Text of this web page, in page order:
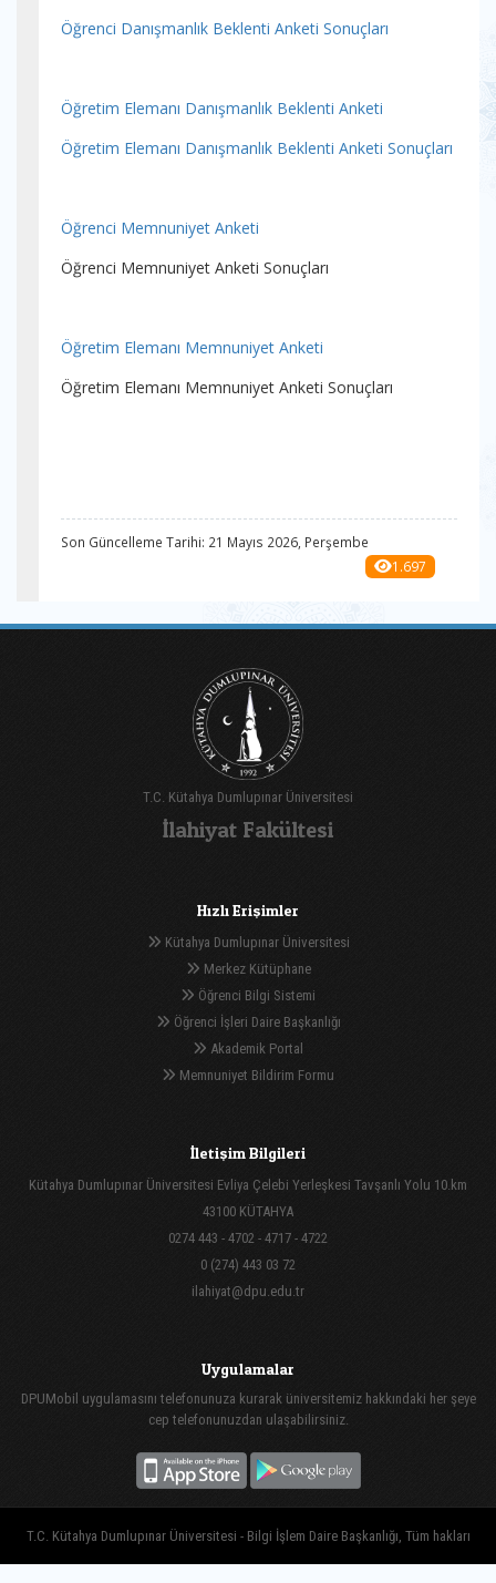
Öğrenci Danışmanlık Beklenti Anketi Sonuçları
Öğretim Elemanı Danışmanlık Beklenti Anketi
Öğretim Elemanı Danışmanlık Beklenti Anketi Sonuçları
Öğrenci Memnuniyet Anketi
Öğrenci Memnuniyet Anketi Sonuçları
Öğretim Elemanı Memnuniyet Anketi
Öğretim Elemanı Memnuniyet Anketi Sonuçları
Son Güncelleme Tarihi: 21 Mayıs 2026, Perşembe
1.697
T.C. Kütahya Dumlupınar Üniversitesi
İlahiyat Fakültesi
Hızlı Erişimler
Kütahya Dumlupınar Üniversitesi
Merkez Kütüphane
Öğrenci Bilgi Sistemi
Öğrenci İşleri Daire Başkanlığı
Akademik Portal
Memnuniyet Bildirim Formu
İletişim Bilgileri
Kütahya Dumlupınar Üniversitesi Evliya Çelebi Yerleşkesi Tavşanlı Yolu 10.km
43100 KÜTAHYA
0274 443 - 4702 - 4717 - 4722
0 (274) 443 03 72
ilahiyat@dpu.edu.tr
Uygulamalar
DPUMobil uygulamasını telefonunuza kurarak üniversitemiz hakkındaki her şeye
cep telefonunuzdan ulaşabilirsiniz.
T.C. Kütahya Dumlupınar Üniversitesi - Bilgi İşlem Daire Başkanlığı, Tüm hakları